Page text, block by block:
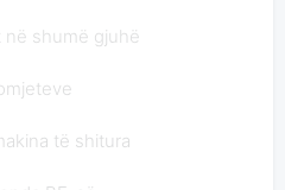
shumë gjuhë
të shitura